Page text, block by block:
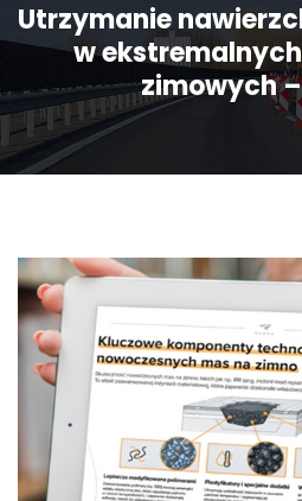
Utrzymanie
w
zimowych